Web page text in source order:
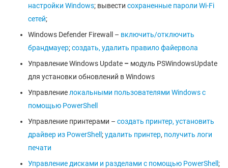
настройки Windows; вывести сохраненные пароли Wi-Fi
сетей;
Windows Defender Firewall – включить/отключить
брандмауер;создать, удалить правило файервола
Управление Windows Update – модуль PSWindowsUpdate
для установки обновлений в Windows
Управлениелокальными пользователями Windows с
помощью PowerShell
Управление принтерами – создать принтер, установить
драйвер из PowerShell ;удалить принтер, получить логи
печати
Управление дисками и разделами с помощью PowerShell ;